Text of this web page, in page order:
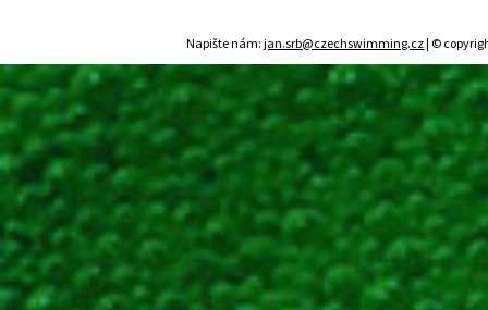
Napište nám:jan.srb@czechswimming.cz| ©